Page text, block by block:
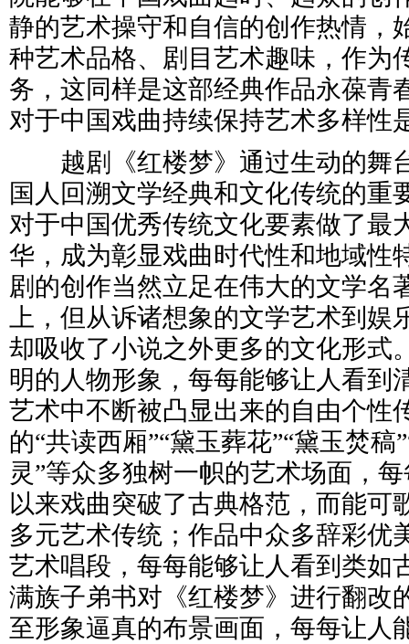
静的艺术操守和自信的创作热情，
种艺术品格、剧目艺术趣味，作为
务，这同样是这部经典作品永葆青
对于中国戏曲持续保持艺术多样性
越剧《红楼梦》通过生动的舞
国人回溯文学经典和文化传统的重
对于中国优秀传统文化要素做了最
华，成为彰显戏曲时代性和地域性
剧的创作当然立足在伟大的文学名
上，但从诉诸想象的文学艺术到娱
却吸收了小说之外更多的文化形式
明的人物形象，每每能够让人看到
艺术中不断被凸显出来的自由个性
的“共读西厢”“黛玉葬花”“黛玉焚稿
灵”等众多独树一帜的艺术场面，
以来戏曲突破了古典格范，而能可
多元艺术传统；作品中众多辞彩优
艺术唱段，每每能够让人看到类如
满族子弟书对《红楼梦》进行翻改
至形象逼真的布景画面，每每让人